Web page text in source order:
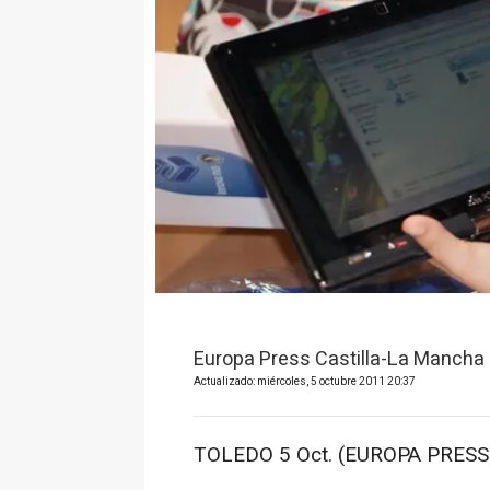
Europa Press Castilla-La Mancha
Actualizado: miércoles, 5 octubre 2011 20:37
TOLEDO 5 Oct. (EUROPA